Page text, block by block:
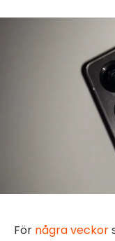
För några veckor